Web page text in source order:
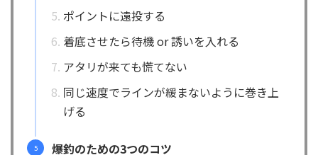
ポイントに遠投する
着底させたら待機 or 誘いを入れる
アタリが来ても慌てない
同じ速度でラインが緩まないように巻き上
げる
爆釣のための3つのコツ